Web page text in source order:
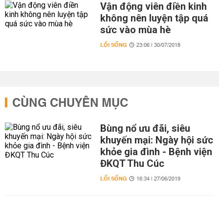
Vận động viên điền kinh
không nên luyện tập quá
sức vào mùa hè
LỐI SỐNG 23:06 | 30/07/2018
CÙNG CHUYÊN MỤC
Bùng nổ ưu đãi, siêu
khuyến mại: Ngày hội sức
khỏe gia đình - Bệnh viện
ĐKQT Thu Cúc
LỐI SỐNG 16:34 | 27/06/2019